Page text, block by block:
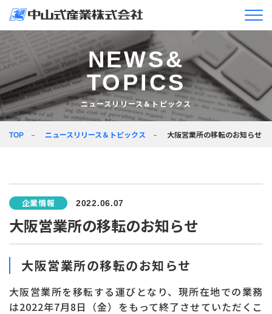
ニュースリリース＆トピックス
製品情報
お問い合わせ ONLINE SHOP
NEWS&
TOPICS
ニュースリリース＆トピックス
TOP ニュースリリース＆トピックス 大阪営業所の移転のお知らせ
企業情報 2022.06.07
大阪営業所の移転のお知らせ
大阪営業所の移転のお知らせ
大阪営業所を移転する運びとなり、現所在地での業務
は2022年7月8日（金）をもって終了させていただくこ